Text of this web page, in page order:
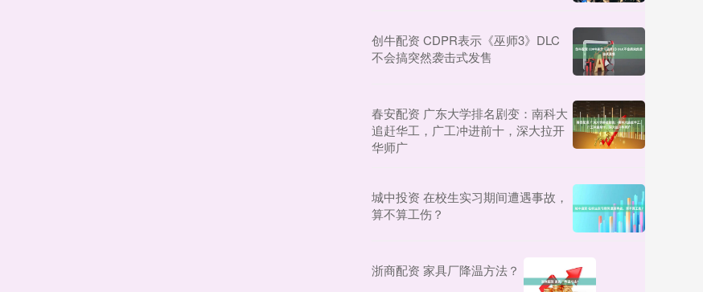
创牛配资 CDPR表示《巫师3》DLC
不会搞突然袭击式发售
春安配资 广东大学排名剧变：南科大
追赶华工，广工冲进前十，深大拉开
华师广
城中投资 在校生实习期间遭遇事故，
算不算工伤？
浙商配资 家具厂降温方法？